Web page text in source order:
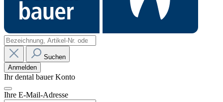
Suchen
Anmelden
Ihr dental bauer Konto
Ihre E-Mail-Adresse